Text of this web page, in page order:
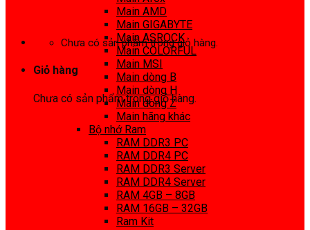
Chưa có sản phẩm trong giỏ hàng.
Giỏ hàng
Chưa có sản phẩm trong giỏ hàng.
Main AMD
Main GIGABYTE
Main ASROCK
Main COLORFUL
Main MSI
Main dòng B
Main dòng H
Main dòng Z
Main hãng khác
Bộ nhớ Ram
RAM DDR3 PC
RAM DDR4 PC
RAM DDR3 Server
RAM DDR4 Server
RAM 4GB – 8GB
RAM 16GB – 32GB
Ram Kit